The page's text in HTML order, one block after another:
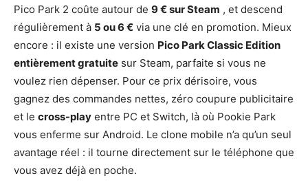
Pico Park 2 coûte autour de 9 € sur Steam , et descend
régulièrement à 5 ou 6 € via une clé en promotion. Mieux
encore : il existe une version Pico Park Classic Edition
entièrement gratuite sur Steam, parfaite si vous ne
voulez rien dépenser. Pour ce prix dérisoire, vous
gagnez des commandes nettes, zéro coupure publicitaire
et le cross-play entre PC et Switch, là où Pookie Park
vous enferme sur Android. Le clone mobile n’a qu’un seul
avantage réel : il tourne directement sur le téléphone que
vous avez déjà en poche.